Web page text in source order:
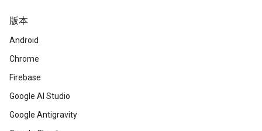
版本
Android
Chrome
Firebase
Google AI Studio
Google Antigravity